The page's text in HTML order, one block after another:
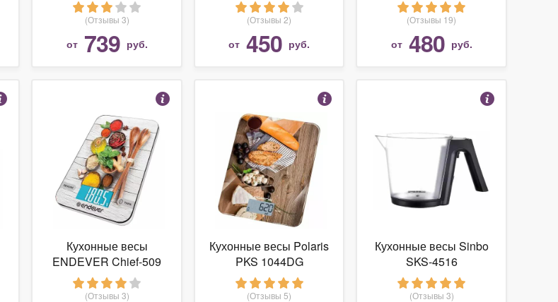
(Отзывы 3)
от 739 руб.
(Отзывы 2)
от 450 руб.
(Отзывы 19)
от 480 руб.
Кухонные весы
ENDEVER Chief-509
(Отзывы 3)
Кухонные весы Polaris
PKS 1044DG
(Отзывы 5)
Кухонные весы Sinbo
SKS-4516
(Отзывы 3)